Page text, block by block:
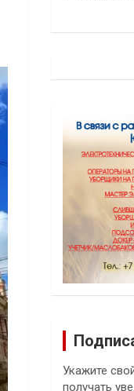
Укажите
получать